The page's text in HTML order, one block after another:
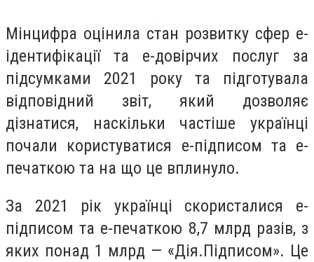
Мінцифра оцінила стан розвитку сфер е-
ідентифікації та е-довірчих послуг за
підсумками 2021 року та підготувала
відповідний звіт, який дозволяє
дізнатися, наскільки частіше українці
почали користуватися е-підписом та е-
печаткою та на що це вплинуло.
За 2021 рік українці скористалися е-
підписом та е-печаткою 8,7 млрд разів, з
яких понад 1 млрд — «Дія.Підписом». Це